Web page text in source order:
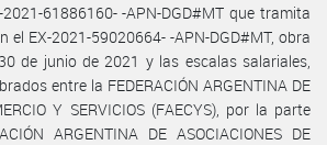
61886160- -APN-DGD#MT que tramita
el EX-2021-59020664- -APN-DGD#MT, obra
de junio de 2021 y las escalas salariales,
entre la FEDERACIÓN ARGENTINA DE
Y SERVICIOS (FAECYS), por la parte
ARGENTINA DE ASOCIACIONES DE